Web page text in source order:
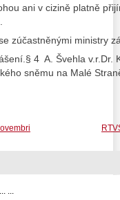
ani v cizině platně
zúčastněnými ministry
4 A. Švehla v.r.Dr.
sněmu na Malé
...